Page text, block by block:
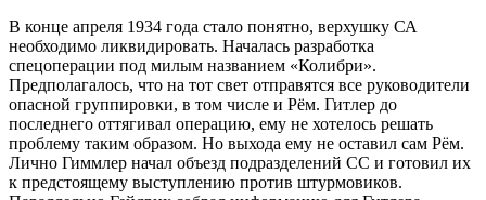
В конце апреля 1934 года стало понятно, верхушку СА
необходимо ликвидировать. Началась разработка
спецоперации под милым названием «Колибри».
Предполагалось, что на тот свет отправятся все руководители
опасной группировки, в том числе и Рём. Гитлер до
последнего оттягивал операцию, ему не хотелось решать
проблему таким образом. Но выхода ему не оставил сам Рём.
Лично Гиммлер начал объезд подразделений СС и готовил их
к предстоящему выступлению против штурмовиков.